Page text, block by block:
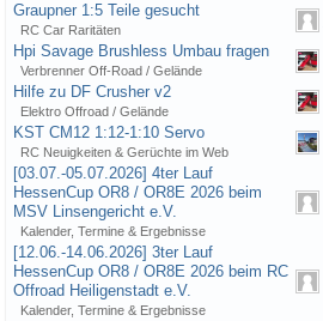
Graupner 1:5 Teile gesucht
RC Car Raritäten
Hpi Savage Brushless Umbau fragen
Verbrenner Off-Road / Gelände
Hilfe zu DF Crusher v2
Elektro Offroad / Gelände
KST CM12 1:12-1:10 Servo
RC Neuigkeiten & Gerüchte im Web
[03.07.-05.07.2026] 4ter Lauf
HessenCup OR8 / OR8E 2026 beim
MSV Linsengericht e.V.
Kalender, Termine & Ergebnisse
[12.06.-14.06.2026] 3ter Lauf
HessenCup OR8 / OR8E 2026 beim RC
Offroad Heiligenstadt e.V.
Kalender, Termine & Ergebnisse